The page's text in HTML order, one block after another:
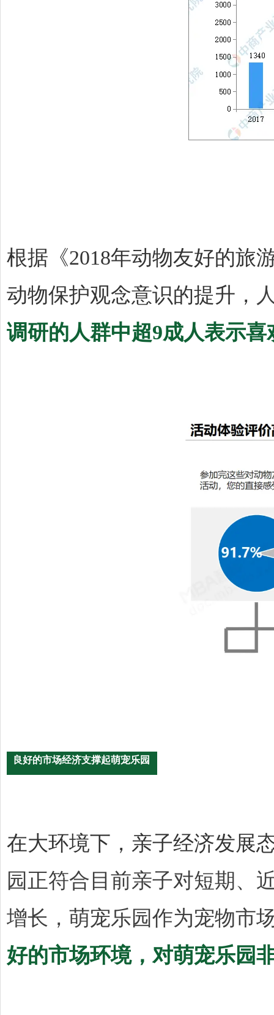
根据《2018年动物友好的旅
动物保护观念意识的提升，
调研的人群中超9成人表示
良好的市场经济支撑起萌宠乐园
在大环境下，亲子经济发展
园正符合目前亲子对短期、
增长，萌宠乐园作为宠物市
好的市场环境，对萌宠乐园